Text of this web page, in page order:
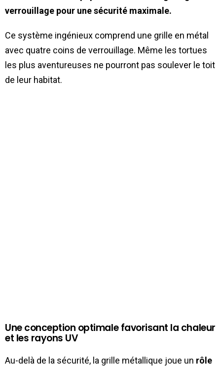
verrouillage pour une sécurité maximale.
Ce système ingénieux comprend une grille en métal
avec quatre coins de verrouillage. Même les tortues
les plus aventureuses ne pourront pas soulever le toit
de leur habitat.
Une conception optimale favorisant la chaleur
et les rayons UV
Au-delà de la sécurité, la grille métallique joue un rôle